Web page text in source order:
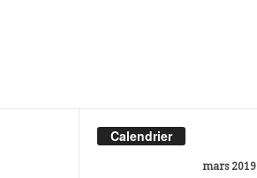
Calendrier
mars 2019